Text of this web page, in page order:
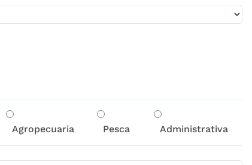
Agropecuaria Pesca Administrativa